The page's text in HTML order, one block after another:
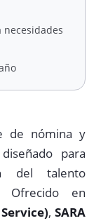
de nómina y
para
del talento
Ofrecido en
,SARA